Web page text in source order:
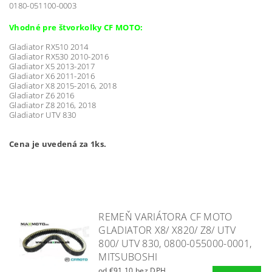
0180-051100-0003
Vhodné pre štvorkolky CF MOTO:
Gladiator RX510 2014
Gladiator RX530 2010-2016
Gladiator X5 2013-2017
Gladiator X6 2011-2016
Gladiator X8 2015-2016, 2018
Gladiator Z6 2016
Gladiator Z8 2016, 2018
Gladiator UTV 830
Cena je uvedená za 1ks.
REMEŇ VARIÁTORA CF MOTO
GLADIATOR X8/ X820/ Z8/ UTV
800/ UTV 830, 0800-055000-0001,
MITSUBOSHI